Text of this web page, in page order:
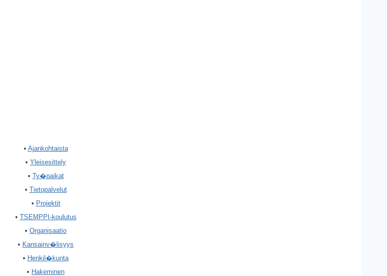
• Ajankohtaista
• Yleisesittely
• Ty�paikat
• Tietopalvelut
• Projektit
• TSEMPPI-koulutus
• Organisaatio
• Kansainv�lisyys
• Henkil�kunta
• Hakeminen